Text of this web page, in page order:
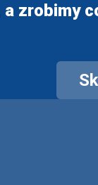
zrobimy